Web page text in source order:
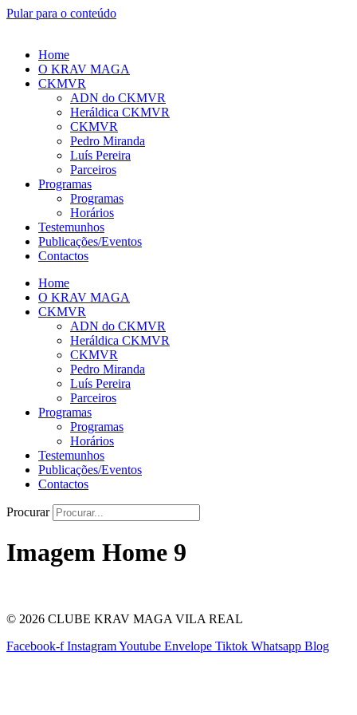
Pular para o conteúdo
Home
O KRAV MAGA
CKMVR
ADN do CKMVR
Heráldica CKMVR
CKMVR
Pedro Miranda
Luís Pereira
Parceiros
Programas
Programas
Horários
Testemunhos
Publicações/Eventos
Contactos
Home
O KRAV MAGA
CKMVR
ADN do CKMVR
Heráldica CKMVR
CKMVR
Pedro Miranda
Luís Pereira
Parceiros
Programas
Programas
Horários
Testemunhos
Publicações/Eventos
Contactos
Procurar
Imagem Home 9
© 2026 CLUBE KRAV MAGA VILA REAL
Facebook-f InstagramYoutube Envelope Tiktok Whatsapp Blog